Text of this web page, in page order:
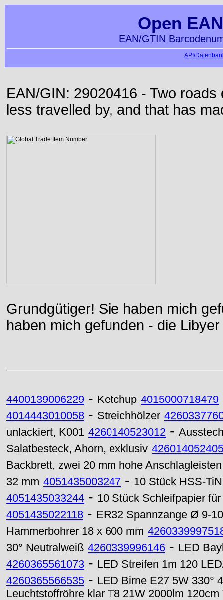
Open
EAN/GTIN
API/
EAN/GIN: 29020416 - Two
less travelled by, and that has
Grundgütiger! Sie haben mich
haben mich gefunden - die
4400139006229 - Ketchup 4015000718479
4014443010058 - Streichhölzer
unlackiert, K001 4260140523012 -
Salatbesteck, Ahorn, exklusiv
Backbrett, zwei 20 mm hohe Anschlagleisten
32 mm 4051435003247 - 10 Stück HSS-
4051435033244 - 10 Stück Schleifpapier
4051435022118 - ER32 Spannzange Ø 9-
Hammerbohrer 18 x 600 mm
30° Neutralweiß 4260339996146 - LED
4260365561073 - LED Streifen 1m 120
4260365566535 - LED Birne E27 5W 330°
Leuchtstoffröhre klar T8 21W 2000lm 120cm